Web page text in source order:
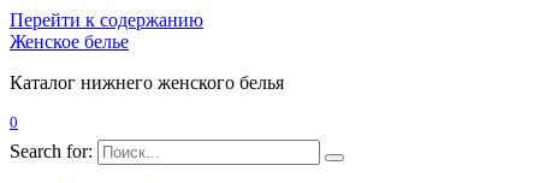
Перейти к содержанию
Женское белье
Каталог нижнего женского белья
0
Search for: